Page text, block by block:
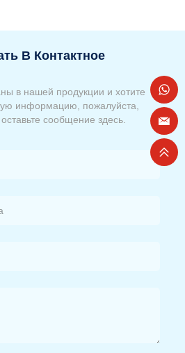
В Контактное
в нашей продукции и хотите
информацию, пожалуйста,
сообщение здесь.